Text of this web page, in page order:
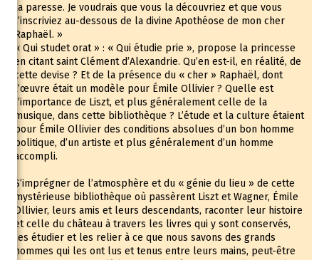
la paresse. Je voudrais que vous la découvriez et que vous
l’inscriviez au-dessous de la divine Apothéose de mon cher
Raphaël. »
« Qui studet orat » : « Qui étudie prie », propose la princesse
en citant saint Clément d’Alexandrie. Qu’en est-il, en réalité, de
cette devise ? Et de la présence du « cher » Raphaël, dont
l’œuvre était un modèle pour Émile Ollivier ? Quelle est
l’importance de Liszt, et plus généralement celle de la
musique, dans cette bibliothèque ? L’étude et la culture étaient
pour Émile Ollivier des conditions absolues d’un bon homme
politique, d’un artiste et plus généralement d’un homme
accompli.
S’imprégner de l’atmosphère et du « génie du lieu » de cette
mystérieuse bibliothèque où passèrent Liszt et Wagner, Émile
Ollivier, leurs amis et leurs descendants, raconter leur histoire
et celle du château à travers les livres qui y sont conservés,
les étudier et les relier à ce que nous savons des grands
hommes qui les ont lus et tenus entre leurs mains, peut-être